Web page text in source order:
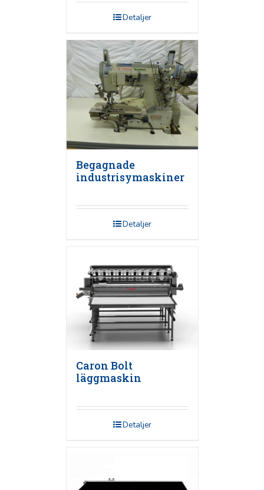
Detaljer
Begagnade
industrisymaskiner
Detaljer
Caron Bolt
läggmaskin
Detaljer